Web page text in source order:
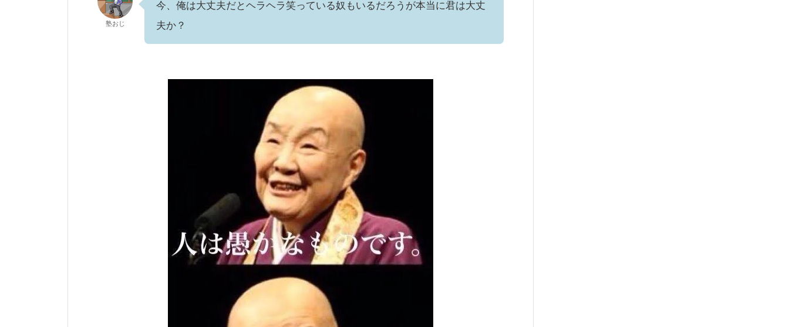
塾おじ
今、俺は大丈夫だとヘラヘラ笑っている奴もいるだろうが本当に君は大丈
夫か？